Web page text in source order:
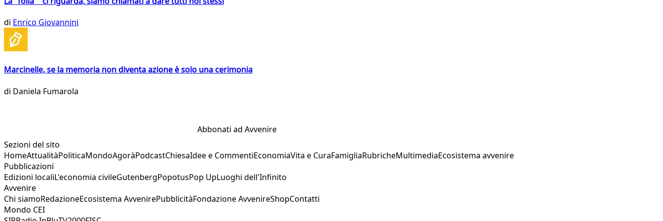
di Enrico Giovannini
Marcinelle, se la memoria non diventa azione è solo una cerimonia
di Daniela Fumarola
Abbonati ad Avvenire
Sezioni del sito
HomeAttualitàPoliticaMondoAgoràPodcastChiesaIdee e CommentiEconomiaVita e CuraFamigliaRubricheMultimediaEcosistema avvenire
Pubblicazioni
Edizioni localiL'economia civileGutenbergPopotusPop UpLuoghi dell'Infinito
Avvenire
Chi siamoRedazioneEcosistema AvvenirePubblicitàFondazione AvvenireShopContatti
Mondo CEI